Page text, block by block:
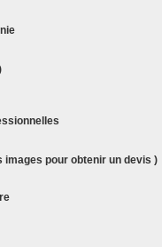
images pour obtenir un devis )